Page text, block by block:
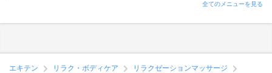
全てのメニューを見る
エキテン リラク・ボディケア
リラクゼーションマッサージ